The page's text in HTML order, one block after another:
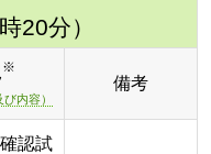
20分）
※
内容）
備考
認試